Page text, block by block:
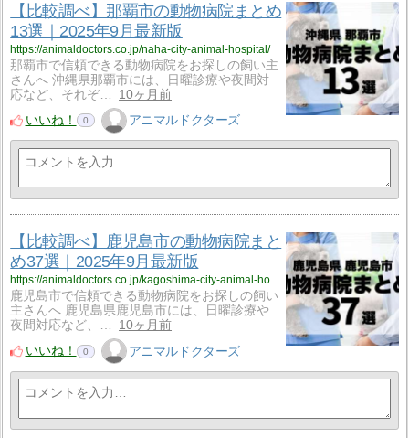
【比較調べ】那覇市の動物病院まとめ
13選｜2025年9月最新版
https://animaldoctors.co.jp/naha-city-animal-hospital/
那覇市で信頼できる動物病院をお探しの飼い主
さんへ 沖縄県那覇市には、日曜診療や夜間対
応など、それぞ…
10ヶ月前
いいね！
0 アニマルドクターズ
【比較調べ】鹿児島市の動物病院まと
め37選｜2025年9月最新版
https://animaldoctors.co.jp/kagoshima-city-animal-hospital/
鹿児島市で信頼できる動物病院をお探しの飼い
主さんへ 鹿児島県鹿児島市には、日曜診療や
夜間対応など、…
10ヶ月前
いいね！
0 アニマルドクターズ